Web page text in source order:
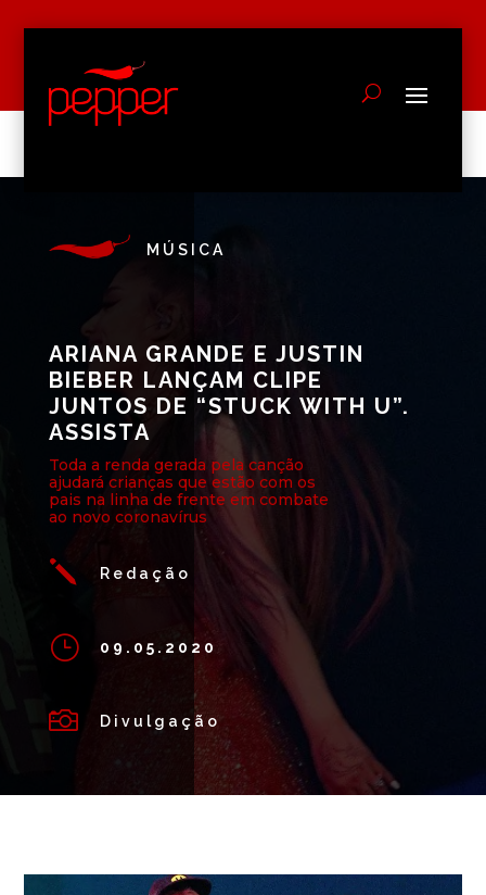
MÚSICA
ARIANA GRANDE E JUSTIN
BIEBER LANÇAM CLIPE
JUNTOS DE “STUCK WITH U”.
ASSISTA
Toda a renda gerada pela canção
ajudará crianças que estão com os
pais na linha de frente em combate
ao novo coronavírus
j Redação
} 09.05.2020
 Divulgação